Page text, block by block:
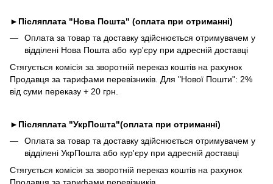
► Післяплата "Нова Пошта" (оплата при отриманні)
Оплата за товар та доставку здійснюється отримувачем у
відділені Нова Пошта або кур'єру при адресній доставці
Стягується комісія за зворотній переказ коштів на рахунок
Продавця за тарифами перевізників. Для "Нової Пошти": 2%
від суми переказу + 20 грн.
► Післяплата "УкрПошта"(оплата при отриманні)
Оплата за товар та доставку здійснюється отримувачем у
відділені УкрПошта або кур'єру при адресній доставці
Стягується комісія за зворотній переказ коштів на рахунок